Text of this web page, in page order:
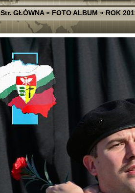
Str. GŁÓWNA»FOTO ALBUM»ROK